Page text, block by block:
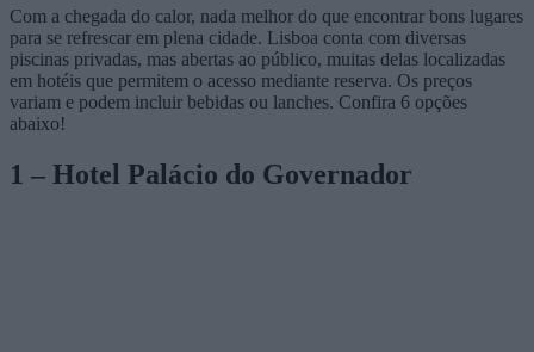
Com a chegada do calor, nada melhor do que encontrar bons lugares
para se refrescar em plena cidade. Lisboa conta com diversas
piscinas privadas, mas abertas ao público, muitas delas localizadas
em hotéis que permitem o acesso mediante reserva. Os preços
variam e podem incluir bebidas ou lanches. Confira 6 opções
abaixo!
1 – Hotel Palácio do Governador